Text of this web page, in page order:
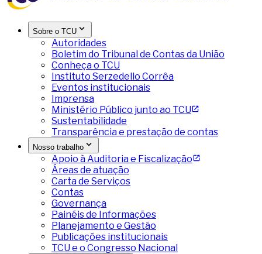
Sobre o TCU
Autoridades
Boletim do Tribunal de Contas da União
Conheça o TCU
Instituto Serzedello Corrêa
Eventos institucionais
Imprensa
Ministério Público junto ao TCU
Sustentabilidade
Transparência e prestação de contas
Nosso trabalho
Apoio à Auditoria e Fiscalização
Áreas de atuação
Carta de Serviços
Contas
Governança
Painéis de Informações
Planejamento e Gestão
Publicações institucionais
TCU e o Congresso Nacional